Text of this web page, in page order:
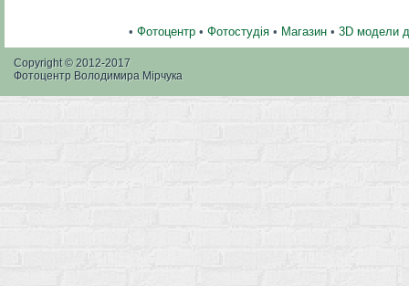
• Фотоцентр• Фотостудія• Магазин• 3D модели
Copyright © 2012-2017
Фотоцентр Володимира Мірчука